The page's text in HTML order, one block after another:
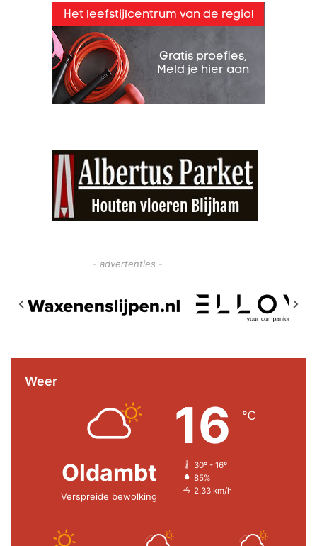
- advertenties -
Weer
Oldambt
Verspreide bewolking
16 ℃
30º - 16º
85%
2.33 km/h